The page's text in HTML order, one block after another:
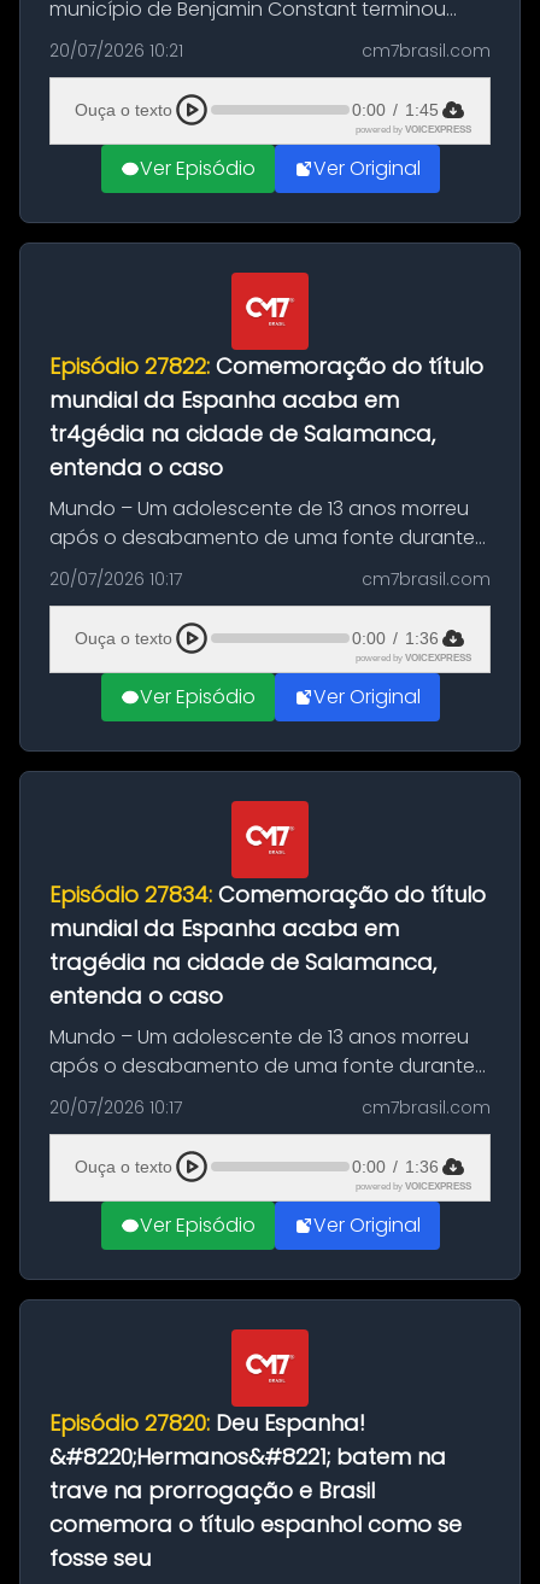
município de Benjamin Constant terminou
com a apreensão de aproximadamente 115
quilos de entorpecentes em uma
embarcação atracada no porto da cidade. O
materia...
20/07/2026 10:21 cm7brasil.com
Ouça o texto 0:00 / 1:45
powered by VOICEXPRESS
Ver Episódio Ver Original
Episódio 27822: Comemoração do título
mundial da Espanha acaba em
tr4gédia na cidade de Salamanca,
entenda o caso
Mundo – Um adolescente de 13 anos morreu
após o desabamento de uma fonte durante
as comemorações pelo título da Copa do
Mundo conquistado pela Espanha, em
Ciudad Rodrigo, na província de Salamanca,
no...
20/07/2026 10:17 cm7brasil.com
Ouça o texto 0:00 / 1:36
powered by VOICEXPRESS
Ver Episódio Ver Original
Episódio 27834: Comemoração do título
mundial da Espanha acaba em
tragédia na cidade de Salamanca,
entenda o caso
Mundo – Um adolescente de 13 anos morreu
após o desabamento de uma fonte durante
as comemorações pelo título da Copa do
Mundo conquistado pela Espanha, em
Ciudad Rodrigo, na província de Salamanca,
no...
20/07/2026 10:17 cm7brasil.com
Ouça o texto 0:00 / 1:36
powered by VOICEXPRESS
Ver Episódio Ver Original
Episódio 27820: Deu Espanha!
&#8220;Hermanos&#8221; batem na
trave na prorrogação e Brasil
comemora o título espanhol como se
fosse seu